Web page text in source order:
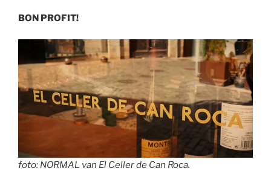
BON PROFIT!
foto: NORMAL van El Celler de Can Roca.